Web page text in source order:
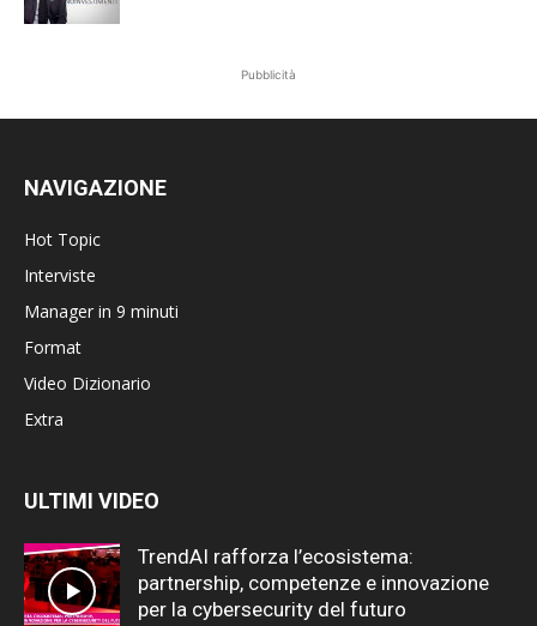
Pubblicità
NAVIGAZIONE
Hot Topic
Interviste
Manager in 9 minuti
Format
Video Dizionario
Extra
ULTIMI VIDEO
TrendAI rafforza l’ecosistema:
partnership, competenze e innovazione
per la cybersecurity del futuro